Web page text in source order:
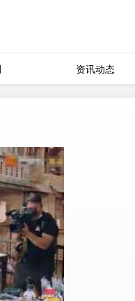
资讯动态